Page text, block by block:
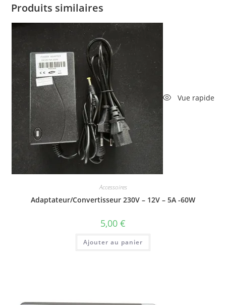
Produits similaires
Vue rapide
Accessoires
Adaptateur/Convertisseur 230V – 12V – 5A -60W
5,00 €
Ajouter au panier